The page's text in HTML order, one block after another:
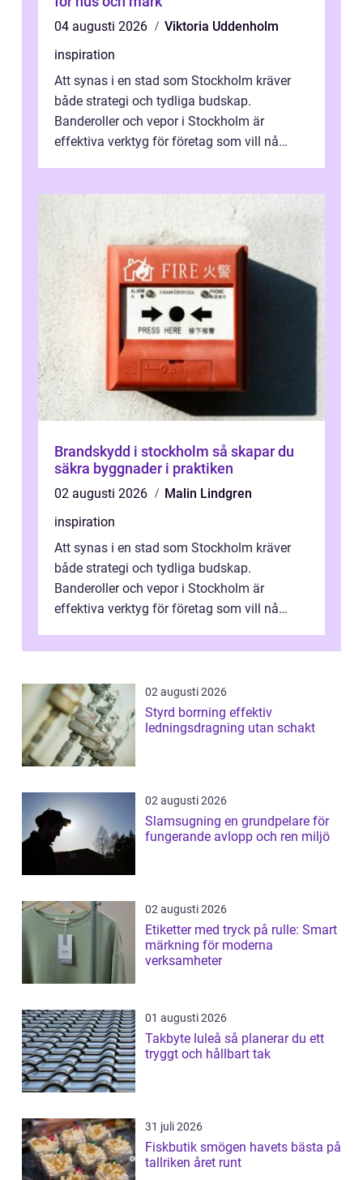
04 augusti 2026
Viktoria Uddenholm
inspiration
Att synas i en stad som Stockholm kräver
både strategi och tydliga budskap.
Banderoller och vepor i Stockholm är
effektiva verktyg för företag som vill nå
Brandskydd i stockholm så skapar du
säkra byggnader i praktiken
02 augusti 2026
Malin Lindgren
inspiration
Att synas i en stad som Stockholm kräver
både strategi och tydliga budskap.
Banderoller och vepor i Stockholm är
effektiva verktyg för företag som vill nå
02 augusti 2026
Styrd borrning effektiv
ledningsdragning utan schakt
02 augusti 2026
Slamsugning en grundpelare för
fungerande avlopp och ren miljö
02 augusti 2026
Etiketter med tryck på rulle: Smart
märkning för moderna
verksamheter
01 augusti 2026
Takbyte luleå så planerar du ett
tryggt och hållbart tak
31 juli 2026
Fiskbutik smögen havets bästa på
tallriken året runt